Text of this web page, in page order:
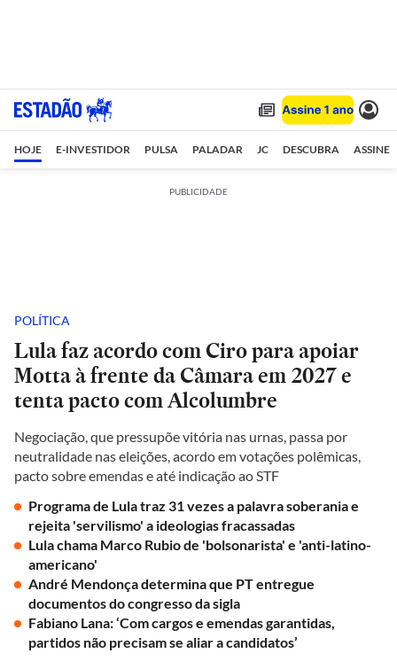
HOJE E-INVESTIDOR PULSA PALADAR JC DESCUBRA ASSINE
PUBLICIDADE
POLÍTICA
Lula faz acordo com Ciro para apoiar
Motta à frente da Câmara em 2027 e
tenta pacto com Alcolumbre
Negociação, que pressupõe vitória nas urnas, passa por
neutralidade nas eleições, acordo em votações polêmicas,
pacto sobre emendas e até indicação ao STF
Programa de Lula traz 31 vezes a palavra soberania e
rejeita 'servilismo' a ideologias fracassadas
Lula chama Marco Rubio de 'bolsonarista' e 'anti-latino-
americano'
André Mendonça determina que PT entregue
documentos do congresso da sigla
Fabiano Lana: ‘Com cargos e emendas garantidas,
partidos não precisam se aliar a candidatos’